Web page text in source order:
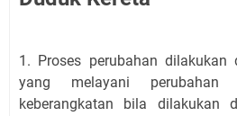
1. Proses perubahan
yang melayani
keberangkatan bila dilakukan